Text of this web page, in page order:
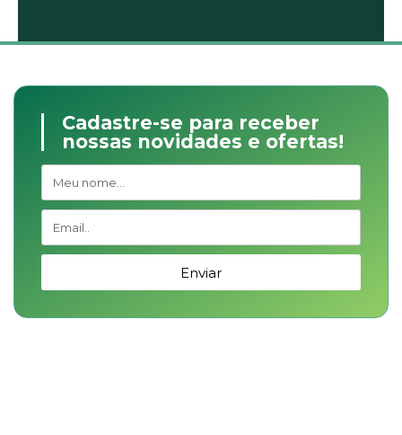
Cadastre-se para receber
nossas novidades e ofertas!
Enviar